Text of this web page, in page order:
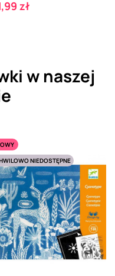
zł
w naszej
NIEDOSTĘPNE